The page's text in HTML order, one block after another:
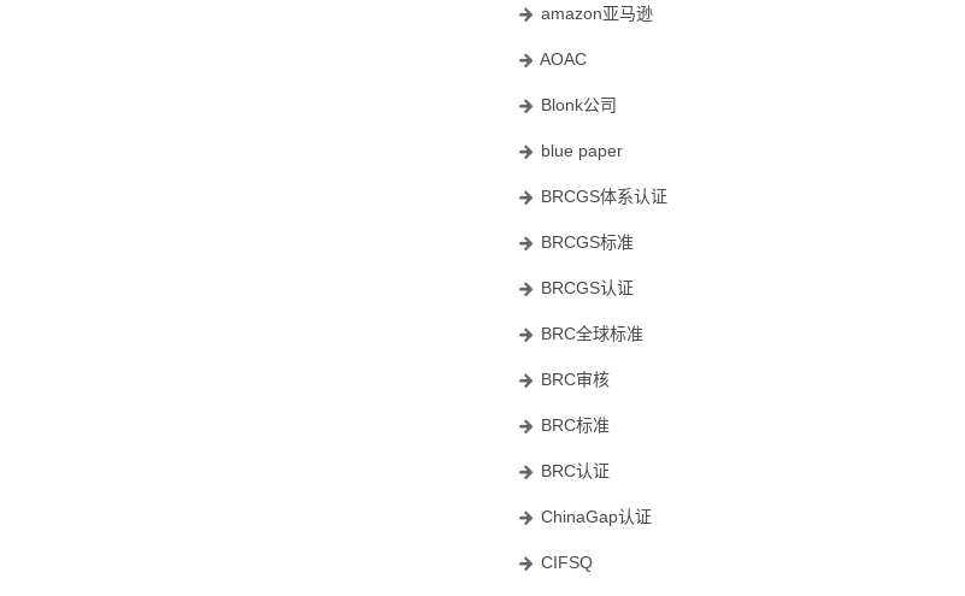
amazon亚马逊
AOAC
Blonk公司
blue paper
BRCGS体系认证
BRCGS标准
BRCGS认证
BRC全球标准
BRC审核
BRC标准
BRC认证
ChinaGap认证
CIFSQ